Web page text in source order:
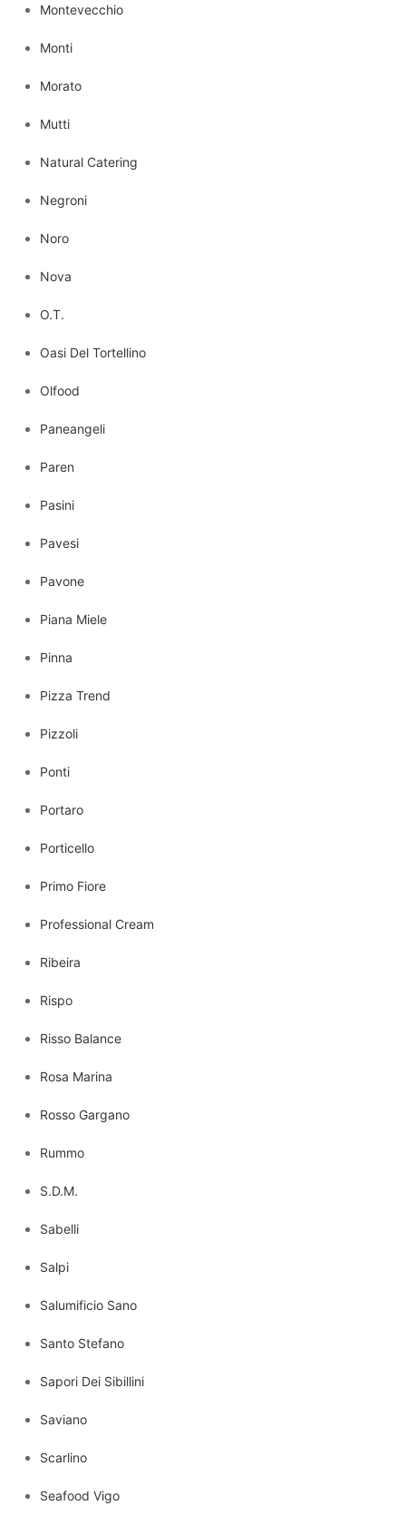
Montevecchio
Monti
Morato
Mutti
Natural Catering
Negroni
Noro
Nova
O.T.
Oasi Del Tortellino
Olfood
Paneangeli
Paren
Pasini
Pavesi
Pavone
Piana Miele
Pinna
Pizza Trend
Pizzoli
Ponti
Portaro
Porticello
Primo Fiore
Professional Cream
Ribeira
Rispo
Risso Balance
Rosa Marina
Rosso Gargano
Rummo
S.D.M.
Sabelli
Salpi
Salumificio Sano
Santo Stefano
Sapori Dei Sibillini
Saviano
Scarlino
Seafood Vigo